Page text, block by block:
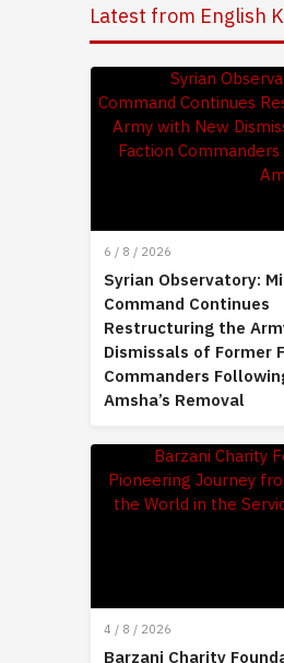
Latest from English
6 / 8 / 2026
Syrian Observatory:
Command Continues
Restructuring the
Dismissals of Former
Commanders
Amsha’s Removal
4 / 8 / 2026
Barzani Charity